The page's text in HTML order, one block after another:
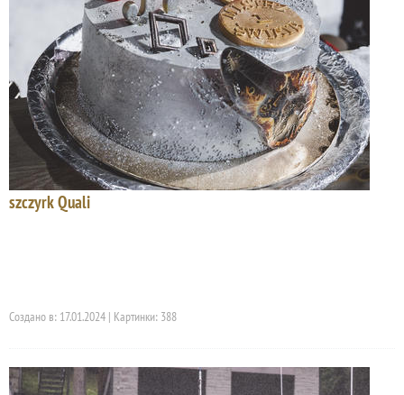
szczyrk Quali
Создано в: 17.01.2024 | Картинки: 388